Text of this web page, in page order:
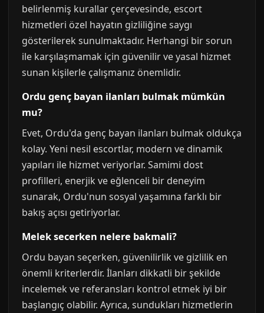
belirlenmiş kurallar çerçevesinde, escort
hizmetleri özel hayatın gizliliğine saygı
gösterilerek sunulmaktadır. Herhangi bir sorun
ile karşılaşmamak için güvenilir ve yasal hizmet
sunan kişilerle çalışmanız önemlidir.
Ordu genç bayan ilanları bulmak mümkün
mu?
Evet, Ordu'da genç bayan ilanları bulmak oldukça
kolay. Yeni nesil escortlar, modern ve dinamik
yapıları ile hizmet veriyorlar. Samimi dost
profilleri, enerjik ve eğlenceli bir deneyim
sunarak, Ordu'nun sosyal yaşamına farklı bir
bakış açısı getiriyorlar.
Melek secerken nelere bakmali?
Ordu bayan seçerken, güvenilirlik ve gizlilik en
önemli kriterlerdir. İlanları dikkatli bir şekilde
incelemek ve referansları kontrol etmek iyi bir
başlangıç olabilir. Ayrıca, sundukları hizmetlerin